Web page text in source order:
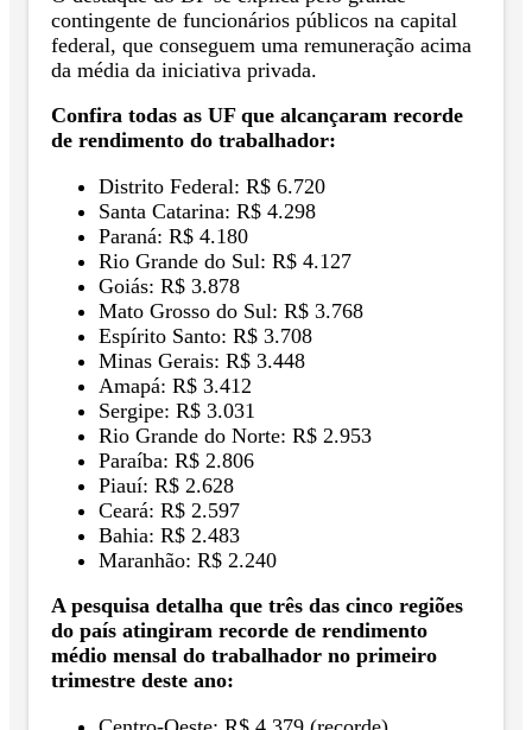
contingente de funcionários públicos na capital
federal, que conseguem uma remuneração acima
da média da iniciativa privada.
Confira todas as UF que alcançaram recorde
de rendimento do trabalhador:
Distrito Federal: R$ 6.720
Santa Catarina: R$ 4.298
Paraná: R$ 4.180
Rio Grande do Sul: R$ 4.127
Goiás: R$ 3.878
Mato Grosso do Sul: R$ 3.768
Espírito Santo: R$ 3.708
Minas Gerais: R$ 3.448
Amapá: R$ 3.412
Sergipe: R$ 3.031
Rio Grande do Norte: R$ 2.953
Paraíba: R$ 2.806
Piauí: R$ 2.628
Ceará: R$ 2.597
Bahia: R$ 2.483
Maranhão: R$ 2.240
A pesquisa detalha que três das cinco regiões
do país atingiram recorde de rendimento
médio mensal do trabalhador no primeiro
trimestre deste ano: